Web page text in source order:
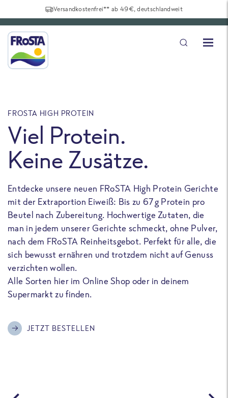
Versandkostenfrei** ab 49€, deutschlandweit
FROSTA HIGH PROTEIN
Viel Protein.
Keine Zusätze.
Entdecke unsere neuen FRoSTA High Protein Gerichte
mit der Extraportion Eiweiß: Bis zu 67 g Protein pro
Beutel nach Zubereitung. Hochwertige Zutaten, die
man in jedem unserer Gerichte schmeckt, ohne Pulver,
nach dem FRoSTA Reinheitsgebot. Perfekt für alle, die
sich bewusst ernähren und trotzdem nicht auf Genuss
verzichten wollen.
Alle Sorten hier im Online Shop oder in deinem
Supermarkt zu finden.
JETZT BESTELLEN